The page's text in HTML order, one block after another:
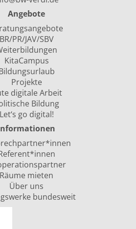
Angebote
BR/PR/JAV/SBV
KitaCampus
Projekte
digitale Arbeit
Bildung
Let‘s go digital!
Räume mieten
Über uns
bundesweit